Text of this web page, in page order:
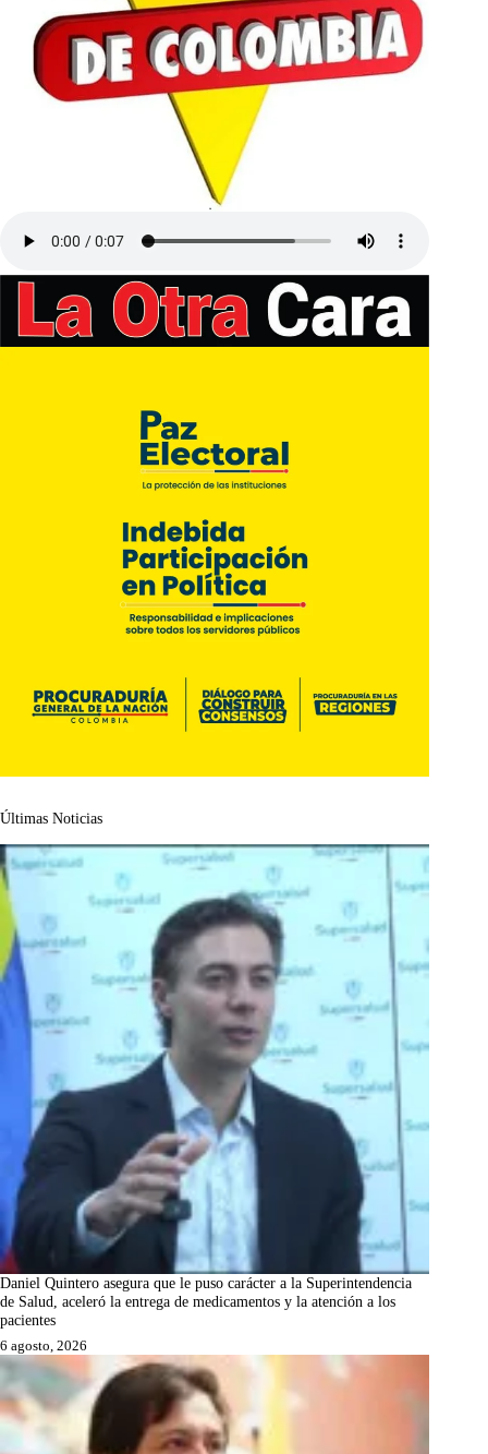
Últimas Noticias
Daniel Quintero asegura que le puso carácter a la Superintendencia
de Salud, aceleró la entrega de medicamentos y la atención a los
pacientes
6 agosto, 2026